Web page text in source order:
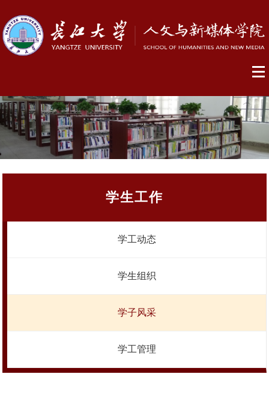
学生工作
学工动态
学生组织
学子风采
学工管理